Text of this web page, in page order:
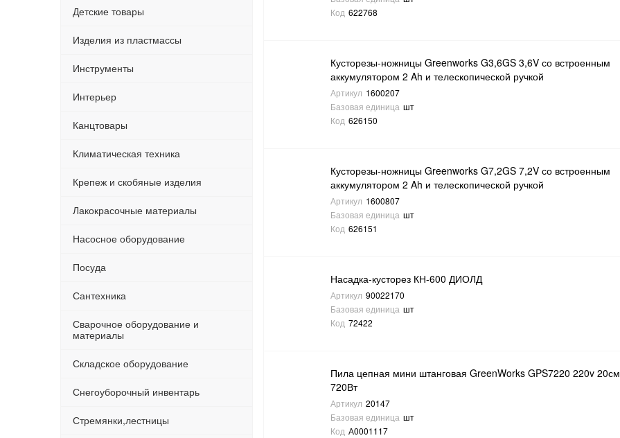
Детские товары
Изделия из пластмассы
Инструменты
Интерьер
Канцтовары
Климатическая техника
Крепеж и скобяные изделия
Лакокрасочные материалы
Насосное оборудование
Посуда
Сантехника
Сварочное оборудование и
материалы
Складское оборудование
Снегоуборочный инвентарь
Стремянки,лестницы
Код 622768
Кусторезы-ножницы Greenworks G3,6GS 3,6V со встроенным
аккумулятором 2 Ah и телескопической ручкой
Артикул 1600207
Базовая единица шт
Код 626150
Кусторезы-ножницы Greenworks G7,2GS 7,2V со встроенным
аккумулятором 2 Ah и телескопической ручкой
Артикул 1600807
Базовая единица шт
Код 626151
Насадка-кусторез КН-600 ДИОЛД
Артикул 90022170
Базовая единица шт
Код 72422
Пила цепная мини штанговая GreenWorks GPS7220 220v 20см
720Вт
Артикул 20147
Базовая единица шт
Код А0001117